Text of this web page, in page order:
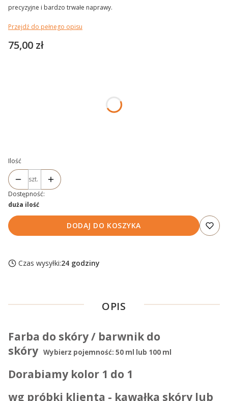
precyzyjne i bardzo trwałe naprawy.
Przejdź do pełnego opisu
Cena
75,00 zł
Ilość
szt.
Dostępność:
duża ilość
DODAJ DO KOSZYKA
Czas wysyłki:24 godziny
OPIS
Farba do skóry / barwnik do
skóry Wybierz pojemność: 50 ml lub 100 ml
Dorabiamy kolor 1 do 1
wg próbki klienta - kawałka skóry lub